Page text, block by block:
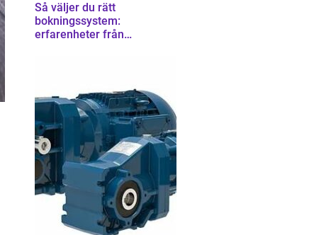
Så väljer du rätt
bokningssystem:
erfarenheter från